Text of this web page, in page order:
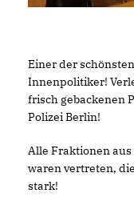
Einer der
Innenpolitiker!
frisch gebackenen
Polizei Berlin!
Alle Fraktionen
waren vertreten,
stark!